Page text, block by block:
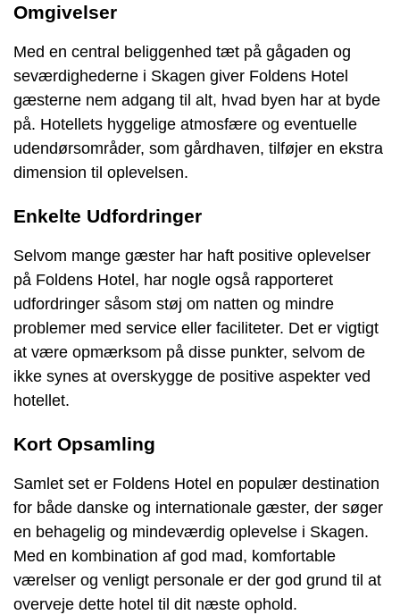
Omgivelser
Med en central beliggenhed tæt på gågaden og
seværdighederne i Skagen giver Foldens Hotel
gæsterne nem adgang til alt, hvad byen har at byde
på. Hotellets hyggelige atmosfære og eventuelle
udendørsområder, som gårdhaven, tilføjer en ekstra
dimension til oplevelsen.
Enkelte Udfordringer
Selvom mange gæster har haft positive oplevelser
på Foldens Hotel, har nogle også rapporteret
udfordringer såsom støj om natten og mindre
problemer med service eller faciliteter. Det er vigtigt
at være opmærksom på disse punkter, selvom de
ikke synes at overskygge de positive aspekter ved
hotellet.
Kort Opsamling
Samlet set er Foldens Hotel en populær destination
for både danske og internationale gæster, der søger
en behagelig og mindeværdig oplevelse i Skagen.
Med en kombination af god mad, komfortable
værelser og venligt personale er der god grund til at
overveje dette hotel til dit næste ophold.